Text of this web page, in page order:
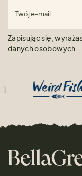
Twój e-mail
Zapisując się,
danych osobowych.